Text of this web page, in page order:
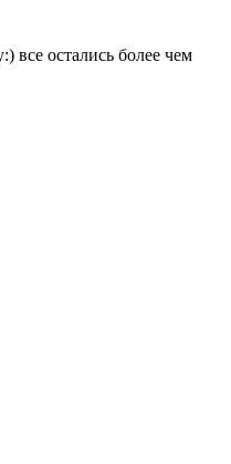
все остались более чем